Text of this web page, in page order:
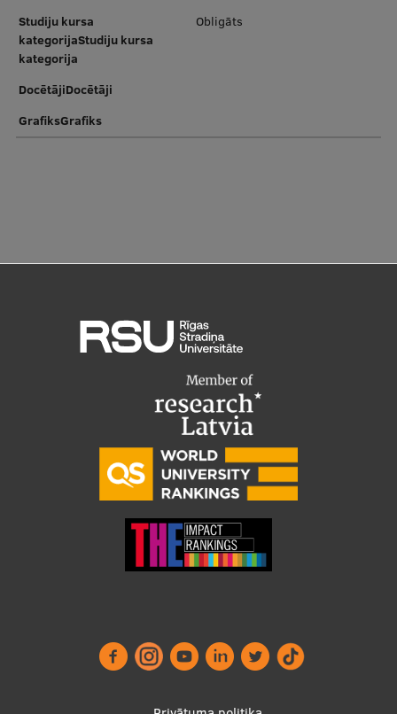
Mobilitātes programmas
Starptautiskie projekti
Starptautiskie sadarbības partneri
EURAXESS RSU kontaktpunkts
Studiju kursa
kategorijaStudiju kursa
kategorija
Obligāts
DocētājiDocētāji
GrafiksGrafiks